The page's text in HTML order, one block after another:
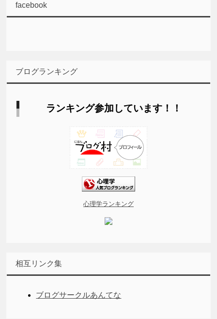
facebook
ブログランキング
ランキング参加しています！！
心理学ランキング
相互リンク集
ブログサークルあんてな